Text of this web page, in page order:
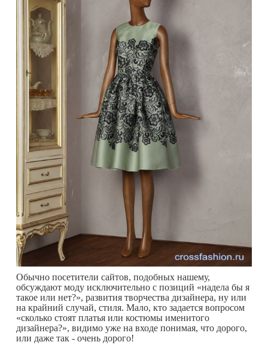
Обычно посетители сайтов, подобных нашему,
обсуждают моду исключительно с позиций «надела бы я
такое или нет?», развития творчества дизайнера, ну или
на крайний случай, стиля. Мало, кто задается вопросом
«сколько стоят платья или костюмы именитого
дизайнера?», видимо уже на входе понимая, что дорого,
или даже так - очень дорого!